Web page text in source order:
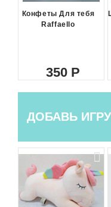
Конфеты Для тебя
Raffaello
350
ДОБАВЬ